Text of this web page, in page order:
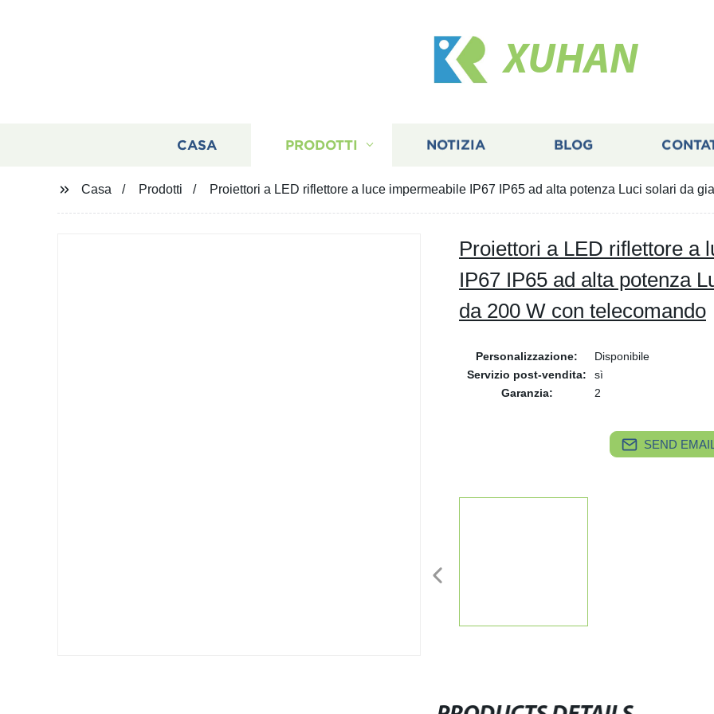
XUHAN
CASA PRODOTTI NOTIZIA BLOG
Casa Prodotti Proiettori a LED riflettore a luce impermeabile IP67 IP65 ad alta potenza Luci solari da
Proiettori a LED riflettore a
IP67 IP65 ad alta potenza
da 200 W con telecomando
Personalizzazione:
Disponibile
Servizio post-vendita:
sì
Garanzia:
2
SEND